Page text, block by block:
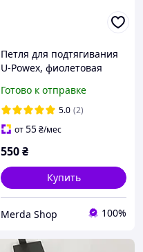
Петля для подтягивания
U-Powex, фиолетовая
Готово к отправке
5.0 (2)
от55₴/мес
550₴
Купить
Merda Shop 100%